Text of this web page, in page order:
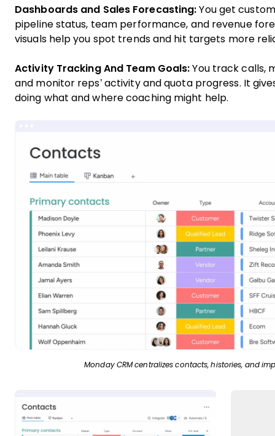
Dashboards and Sales Forecasting: You get
pipeline status, team performance, and revenue
visuals help you spot trends and hit targets more
Activity Tracking And Team Goals: You track calls,
and monitor reps’ activity and quota progress. It
doing what and where coaching might help.
Monday CRM centralizes contacts, histories, and